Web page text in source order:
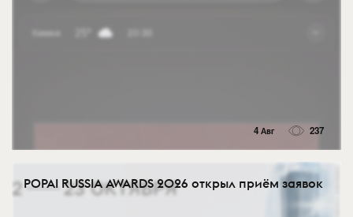
4 Авг 237
POPAI RUSSIA AWARDS 2026 открыл приём заявок